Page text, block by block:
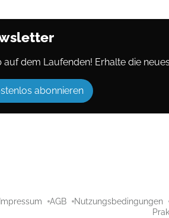
auf dem Laufenden! Erhalte die
abonnieren
Impressum AGB Nutzungsbedingungen